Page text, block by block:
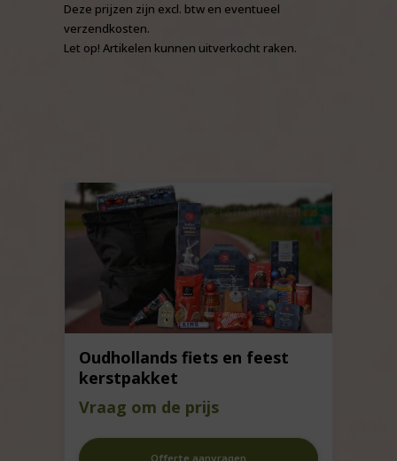
Deze prijzen zijn excl. btw en eventueel
verzendkosten.
Let op! Artikelen kunnen uitverkocht raken.
Oudhollands fiets en feest
kerstpakket
Vraag om de prijs
Offerte aanvragen